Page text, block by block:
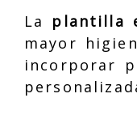
La plantilla
mayor
incorporar